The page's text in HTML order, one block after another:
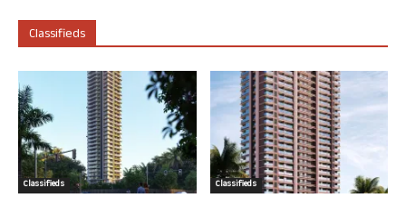
Classifieds
Classifieds Classifieds